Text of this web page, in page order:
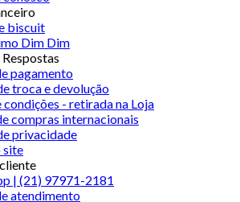
biscuit
Dim Dim
pagamento
troca e devolução
condições - retirada na Loja
compras internacionais
privacidade
site
| (21) 97971-2181
atendimento